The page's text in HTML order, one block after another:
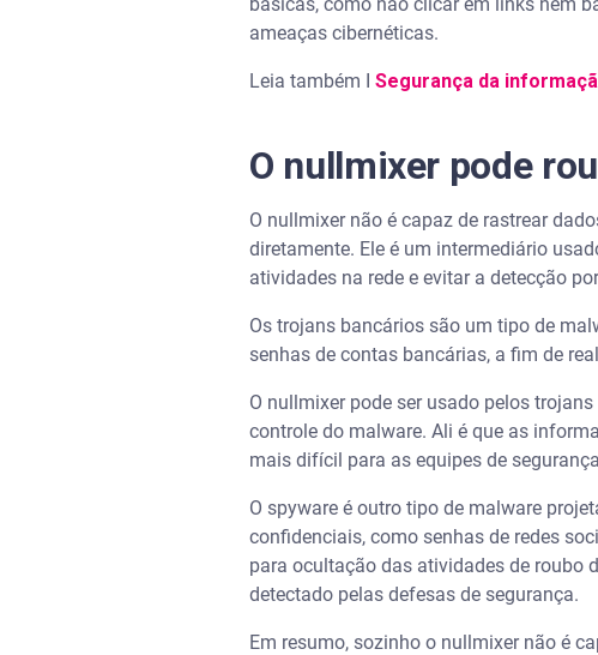
ameaças cibernéticas.
Leia também I Segurança da
O nullmixer pode
O nullmixer não é capaz de rastrear
diretamente. Ele é um intermediário
atividades na rede e evitar a detecção
Os trojans bancários são um tipo de
senhas de contas bancárias, a fim de
O nullmixer pode ser usado pelos
controle do malware. Ali é que as
mais difícil para as equipes de
O spyware é outro tipo de malware
confidenciais, como senhas de redes
para ocultação das atividades de roubo
detectado pelas defesas de segurança.
Em resumo, sozinho o nullmixer não é